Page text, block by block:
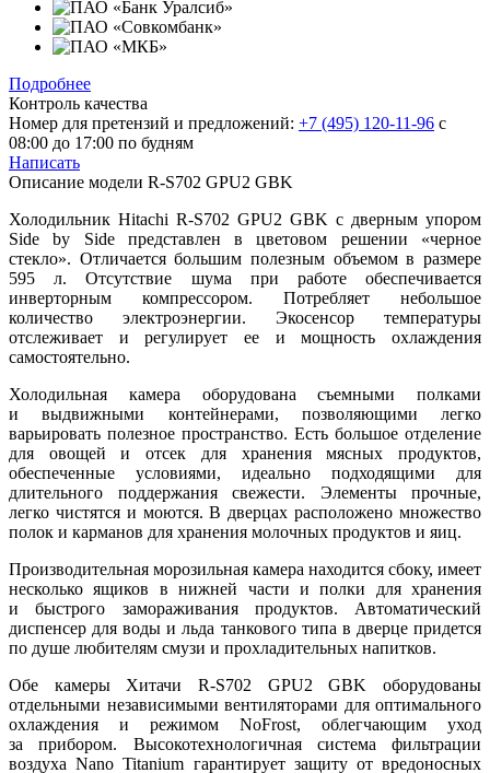
Подробнее
Контроль качества
Номер для претензий и предложений: +7 (495) 120-11-96 с
08:00 до 17:00 по будням
Написать
Описание модели R-S702 GPU2 GBK
Холодильник Hitachi R-S702 GPU2 GBK с дверным упором
Side by Side представлен в цветовом решении «черное
стекло». Отличается большим полезным объемом в размере
595 л. Отсутствие шума при работе обеспечивается
инверторным компрессором. Потребляет небольшое
количество электроэнергии. Экосенсор температуры
отслеживает и регулирует ее и мощность охлаждения
самостоятельно.
Холодильная камера оборудована съемными полками
и выдвижными контейнерами, позволяющими легко
варьировать полезное пространство. Есть большое отделение
для овощей и отсек для хранения мясных продуктов,
обеспеченные условиями, идеально подходящими для
длительного поддержания свежести. Элементы прочные,
легко чистятся и моются. В дверцах расположено множество
полок и карманов для хранения молочных продуктов и яиц.
Производительная морозильная камера находится сбоку, имеет
несколько ящиков в нижней части и полки для хранения
и быстрого замораживания продуктов. Автоматический
диспенсер для воды и льда танкового типа в дверце придется
по душе любителям смузи и прохладительных напитков.
Обе камеры Хитачи R-S702 GPU2 GBK оборудованы
отдельными независимыми вентиляторами для оптимального
охлаждения и режимом NoFrost, облегчающим уход
за прибором. Высокотехнологичная система фильтрации
воздуха Nano Titanium гарантирует защиту от вредоносных